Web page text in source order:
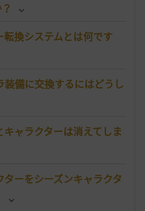
換システムとは何です
装備に交換するにはどうし
ャラクターは消えてしま
ーをシーズンキャラクタ